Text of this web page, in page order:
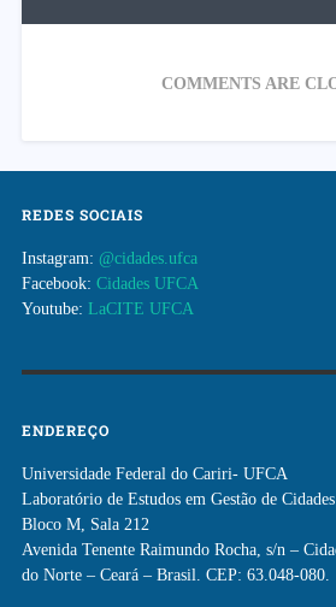
COMMENTS ARE
REDES SOCIAIS
Instagram: @cidades.ufca
Facebook: Cidades UFCA
Youtube: LaCITE UFCA
ENDEREÇO
Universidade Federal do Cariri- UFCA
Laboratório de Estudos em Gestão de
Bloco M, Sala 212
Avenida Tenente Raimundo Rocha, s/n –
do Norte – Ceará – Brasil. CEP: 63.048-080.